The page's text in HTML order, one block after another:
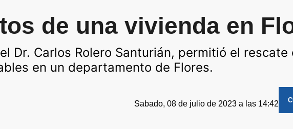
de una vivienda en
Dr. Carlos Rolero Santurián, permitió el rescate
en un departamento de Flores.
Sabado, 08 de julio de 2023 a las 14:42